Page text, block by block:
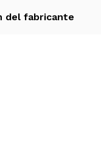
del fabricante